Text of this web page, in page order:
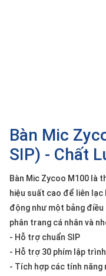
Bàn Mic
SIP) - Chất
Bàn Mic Zycoo M100 là
hiệu suất cao để liên lạc
động như một bảng
phân trang cá nhân và
- Hỗ trợ chuẩn SIP
- Hỗ trợ 30 phím lập trình
- Tích hợp các tính năng
Dịch
trợ
Tin
tức
Liên
hệ
Giới
thiệu